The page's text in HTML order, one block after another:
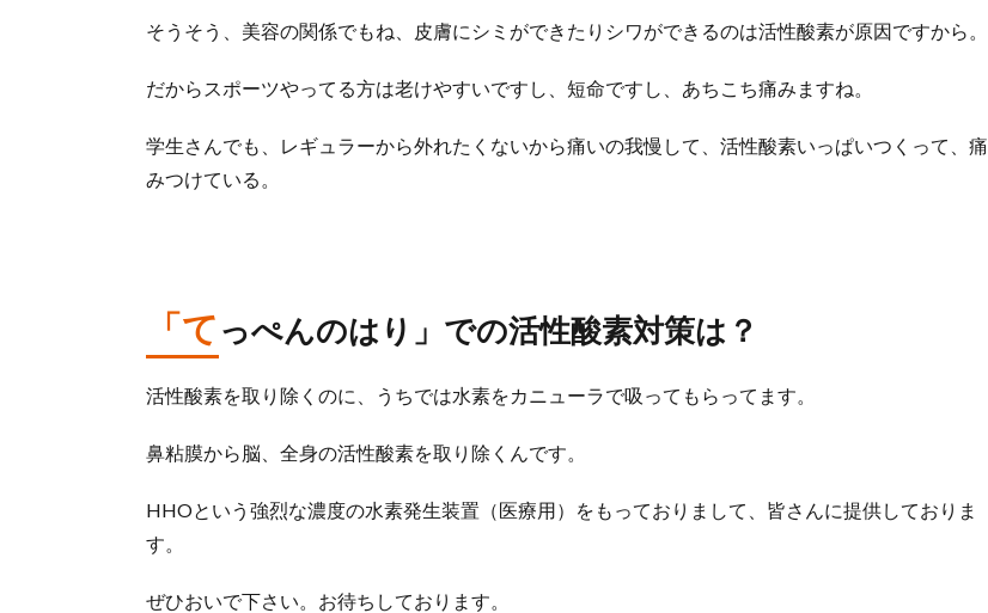
そうそう、美容の関係でもね、皮膚にシミができたりシワができるのは活性酸素が原因ですから。
だからスポーツやってる方は老けやすいですし、短命ですし、あちこち痛みますね。
学生さんでも、レギュラーから外れたくないから痛いの我慢して、活性酸素いっぱいつくって、痛
みつけている。
「てっぺんのはり」での活性酸素対策は？
活性酸素を取り除くのに、うちでは水素をカニューラで吸ってもらってます。
鼻粘膜から脳、全身の活性酸素を取り除くんです。
HHOという強烈な濃度の水素発生装置（医療用）をもっておりまして、皆さんに提供しておりま
す。
ぜひおいで下さい。お待ちしております。